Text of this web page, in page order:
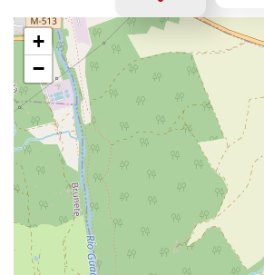
+
−